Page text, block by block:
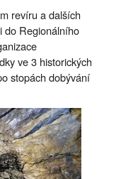
revíru a dalších
do Regionálního
ve 3 historických
stopách dobývání